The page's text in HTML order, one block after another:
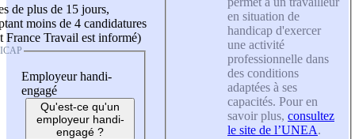
de plus de 15 jours,
moins de 4 candidatures
France Travail est informé)
Employeur handi-
engagé
Qu'est-ce qu'un
employeur handi-
engagé ?
en situation de
handicap d'exercer
une activité
professionnelle dans
des conditions
adaptées à ses
capacités. Pour en
savoir plus, consultez
le site de l’UNEA.